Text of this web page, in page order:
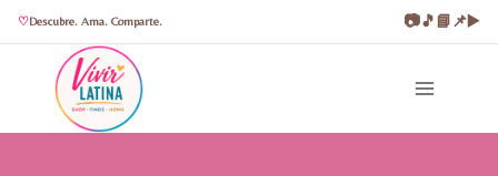
Descubre. Ama. Comparte. 📷🎵📘📌▶️
contenido